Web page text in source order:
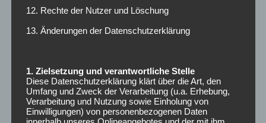
12. Rechte der Nutzer und Löschung
13. Änderungen der Datenschutzerklärung
1. Zielsetzung und verantwortliche Stelle
Diese Datenschutzerklärung klärt über die Art, den
Umfang und Zweck der Verarbeitung (u.a. Erhebung,
Verarbeitung und Nutzung sowie Einholung von
Einwilligungen) von personenbezogenen Daten